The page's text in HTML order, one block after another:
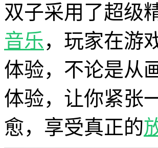
双子采用了超级
音乐，玩家在游
体验，不论是从
体验，让你紧张
愈，享受真正的